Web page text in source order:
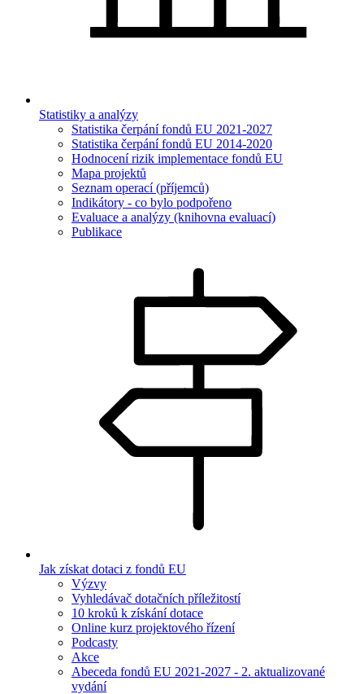
Statistiky a analýzy
Statistika čerpání fondů EU 2021-2027
Statistika čerpání fondů EU 2014-2020
Hodnocení rizik implementace fondů EU
Mapa projektů
Seznam operací (příjemců)
Indikátory - co bylo podpořeno
Evaluace a analýzy (knihovna evaluací)
Publikace
Jak získat dotaci z fondů EU
Výzvy
Vyhledávač dotačních příležitostí
10 kroků k získání dotace
Online kurz projektového řízení
Podcasty
Akce
Abeceda fondů EU 2021-2027 - 2. aktualizované
vydání